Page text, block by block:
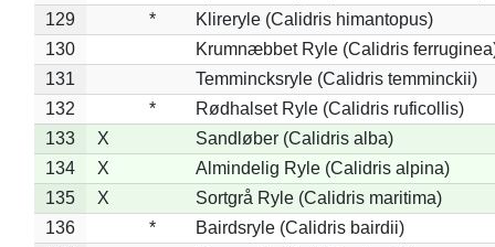
129
*
Klireryle (Calidris himantopus)
130
Krumnæbbet Ryle (Calidris
131
Temmincksryle (Calidris temminckii)
132
*
Rødhalset Ryle (Calidris ruficollis)
133
X
Sandløber (Calidris alba)
134
X
Almindelig Ryle (Calidris alpina)
135
X
Sortgrå Ryle (Calidris maritima)
136
*
Bairdsryle (Calidris bairdii)